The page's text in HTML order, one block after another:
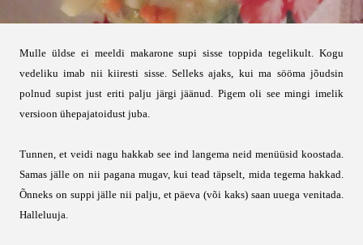
Mulle üldse ei meeldi makarone supi sisse toppida tegelikult. Kogu
vedeliku imab nii kiiresti sisse. Selleks ajaks, kui ma sööma jõudsin
polnud supist just eriti palju järgi jäänud. Pigem oli see mingi imelik
versioon ühepajatoidust juba.
Tunnen, et veidi nagu hakkab see ind langema neid menüüsid koostada.
Samas jälle on nii pagana mugav, kui tead täpselt, mida tegema hakkad.
Õnneks on suppi jälle nii palju, et päeva (või kaks) saan uuega venitada.
Halleluuja.